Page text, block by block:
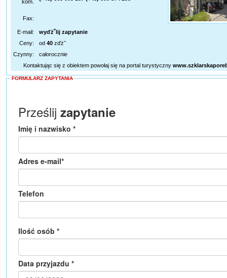
kom.
Fax:
E-mail:
wyďż˝lij zapytanie
Ceny:
od 40 zďż˝
Czynny:
całorocznie
Kontaktując się z obiektem powołaj się na portal turystyczny
FORMULARZ ZAPYTANIA